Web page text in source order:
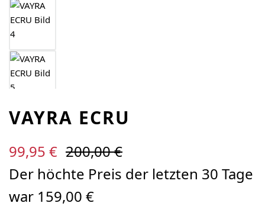
VAYRA ECRU
Verkaufspreis:
99,95 € Regulärer Preis:
200,00 €
Der höchte Preis der letzten 30 Tage
war 159,00 €